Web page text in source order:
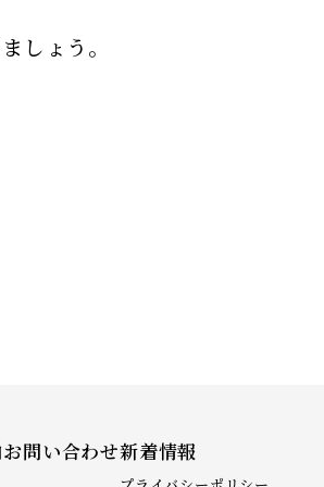
しょう。
お問い合わせ新着情報